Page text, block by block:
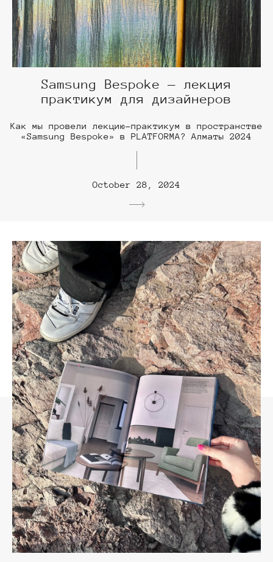
Samsung Bespoke — лекция
практикум для дизайнеров
Как мы провели лекцию-практикум в пространстве
«Samsung Bespoke» в PLATFORMA? Алматы 2024
October 28, 2024